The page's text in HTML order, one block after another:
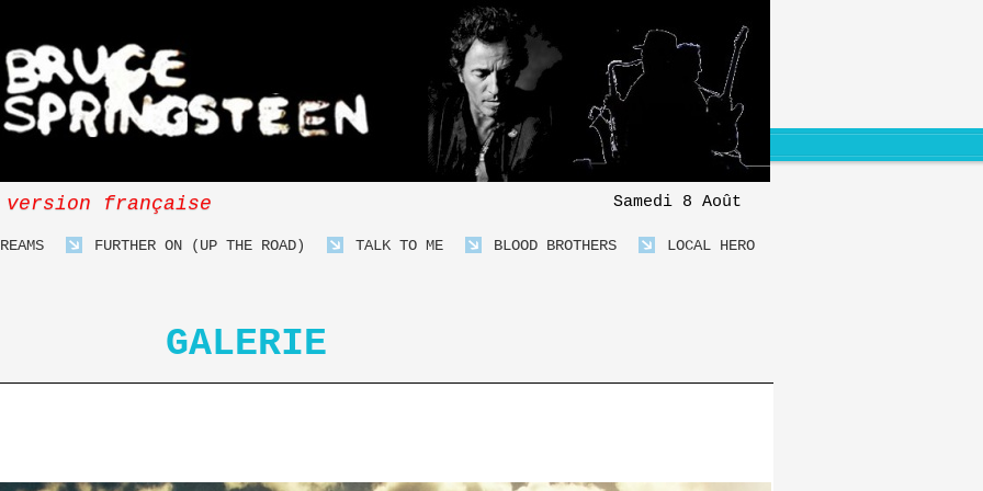
française Samedi 8 Août
FURTHER ON (UP THE ROAD) TALK TO ME BLOOD BROTHERS LOCAL HERO
GALERIE